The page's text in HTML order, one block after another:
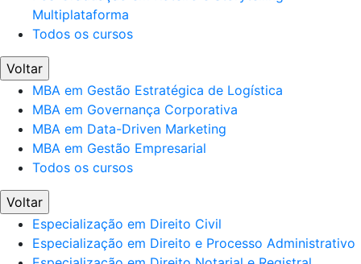
Multiplataforma
Todos os cursos
Voltar
MBA em Gestão Estratégica de Logística
MBA em Governança Corporativa
MBA em Data-Driven Marketing
MBA em Gestão Empresarial
Todos os cursos
Voltar
Especialização em Direito Civil
Especialização em Direito e Processo Administrativo